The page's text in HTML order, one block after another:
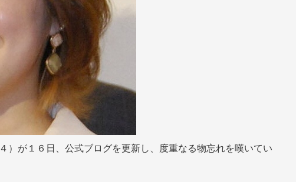
）が１６日、公式ブログを更新し、度重なる物忘れを嘆いてい